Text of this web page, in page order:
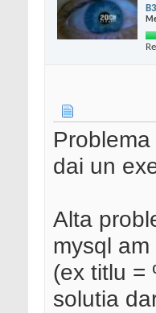
dai un
Alta
mysql
(ex titlu =
solutia